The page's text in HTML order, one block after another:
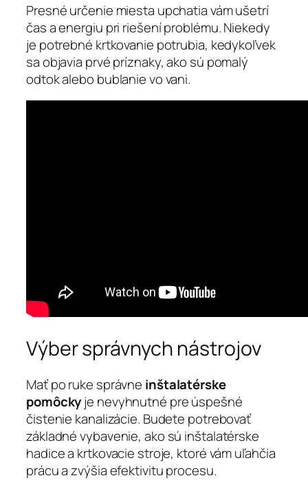
Presné určenie miesta upchatia vám ušetrí
čas a energiu pri riešení problému. Niekedy
je potrebné krtkovanie potrubia, kedykoľvek
sa objavia prvé príznaky, ako sú pomalý
odtok alebo bublanie vo vani.
Výber správnych nástrojov
Mať po ruke správne inštalatérske
pomôckyje nevyhnutné pre úspešné
čistenie kanalizácie. Budete potrebovať
základné vybavenie, ako sú inštalatérske
hadice a krtkovacie stroje, ktoré vám uľahčia
prácu a zvýšia efektivitu procesu.